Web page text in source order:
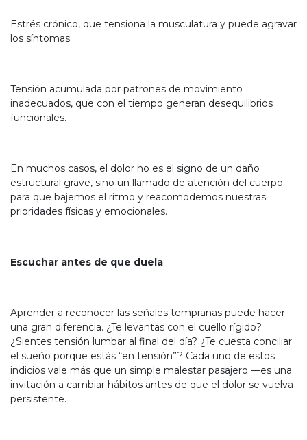
Estrés crónico, que tensiona la musculatura y puede agravar
los síntomas.
Tensión acumulada por patrones de movimiento
inadecuados, que con el tiempo generan desequilibrios
funcionales.
En muchos casos, el dolor no es el signo de un daño
estructural grave, sino un llamado de atención del cuerpo
para que bajemos el ritmo y reacomodemos nuestras
prioridades físicas y emocionales.
Escuchar antes de que duela
Aprender a reconocer las señales tempranas puede hacer
una gran diferencia. ¿Te levantas con el cuello rígido?
¿Sientes tensión lumbar al final del día? ¿Te cuesta conciliar
el sueño porque estás “en tensión”? Cada uno de estos
indicios vale más que un simple malestar pasajero —es una
invitación a cambiar hábitos antes de que el dolor se vuelva
persistente.